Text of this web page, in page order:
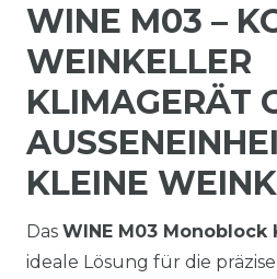
WINE M03 –
WEINKELLER
KLIMAGERÄT
LEINE
Das WINE M03 Monoblock
ideale Lösung für die